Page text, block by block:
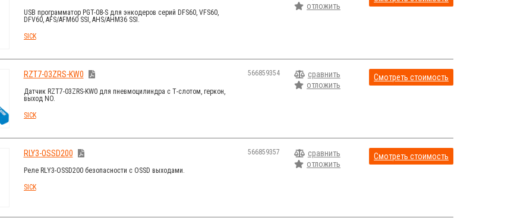
USB программатор PGT-08-S для энкодеров серий DFS60, VFS60,
DFV60, AFS/AFM60 SSI, AHS/AHM36 SSI.
SICK
отложить
RZT7-03ZRS-KW0
Датчик RZT7-03ZRS-KW0 для пневмоцилиндра с Т-слотом, геркон,
выход NO.
SICK
566859354
сравнить
отложить
Смотреть стоимость
RLY3-OSSD200
Реле RLY3-OSSD200 безопасности с OSSD выходами.
SICK
566859357
сравнить
отложить
Смотреть стоимость